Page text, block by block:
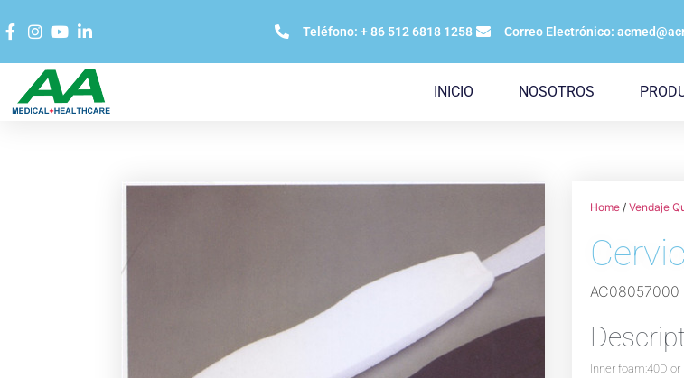
Teléfono: + 86 512 6818 1258 Correo Electrónico:
INICIO NOSOTROS
Home /Vendaje
AC08057000
Inner foam:40D or